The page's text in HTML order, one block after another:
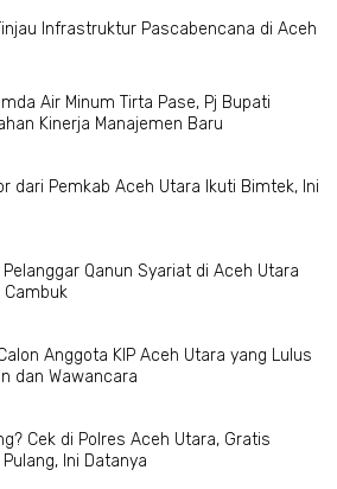
Infrastruktur Pascabencana di Aceh
Air Minum Tirta Pase, Pj Bupati
Kinerja Manajemen Baru
dari Pemkab Aceh Utara Ikuti Bimtek, Ini
Pelanggar Qanun Syariat di Aceh Utara
Anggota KIP Aceh Utara yang Lulus
dan Wawancara
Cek di Polres Aceh Utara, Gratis
Ini Datanya